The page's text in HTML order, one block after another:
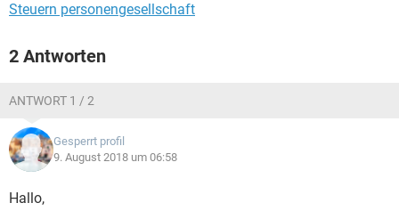
Steuern personengesellschaft
2 Antworten
ANTWORT 1 / 2
Gesperrt profil
9. August 2018 um 06:58
Hallo,